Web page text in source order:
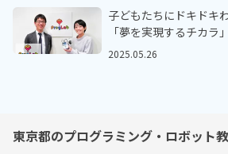
子どもたちにドキドキ
「夢を実現するチカラ
2025.05.26
東京都のプログラミング・ロボット